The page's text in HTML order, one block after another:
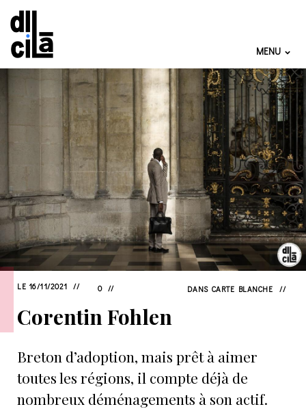
MENU
LE 16/11/2021 0 DANS CARTE BLANCHE
Corentin Fohlen
Breton d’adoption, mais prêt à aimer
toutes les régions, il compte déjà de
nombreux déménagements à son actif.